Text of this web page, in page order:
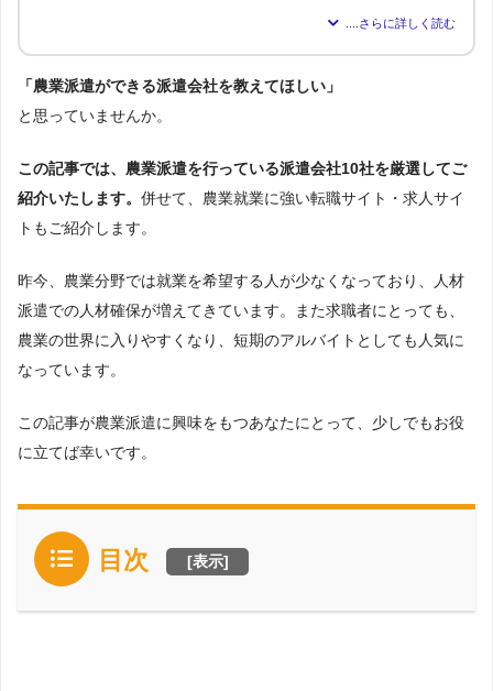
パーソルテンプスタッフ株式会社に約6年在籍し、現在は派遣会社「株
式会社アドバンスフロー」の代表取締役。
のべ約2,000名もの転職支援を行い、求職者が希望する仕事を得られる
よう尽力。人材業界16年の経験から「派遣はしっかりとした情報が得
の人が情報を得られるよう、記事の監修も行う。
「農業派遣ができる派遣会社を教えてほしい」
と思っていませんか。
この記事では、農業派遣を行っている派遣会社10社を厳選してご
紹介いたします。 併せて、農業就業に強い転職サイト・求人サイ
トもご紹介します。
昨今、農業分野では就業を希望する人が少なくなっており、人材
派遣での人材確保が増えてきています。また求職者にとっても、
農業の世界に入りやすくなり、短期のアルバイトとしても人気に
なっています。
この記事が農業派遣に興味をもつあなたにとって、少しでもお役
に立てば幸いです。
目次 [表示]